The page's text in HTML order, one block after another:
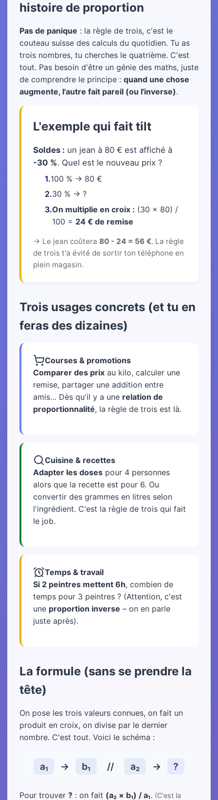
histoire de proportion
Pas de panique : la règle de trois, c'est le
couteau suisse des calculs du quotidien. Tu as
trois nombres, tu cherches le quatrième. C'est
tout. Pas besoin d'être un génie des maths, juste
de comprendre le principe : quand une chose
augmente, l'autre fait pareil (ou l'inverse).
L'exemple qui fait tilt
Soldes : un jean à 80 € est affiché à
-30 %. Quel est le nouveau prix ?
1.100 % → 80 €
2.30 % → ?
3.On multiplie en croix : (30 × 80) /
100 = 24 € de remise
→ Le jean coûtera 80 - 24 = 56 €. La règle
de trois t'a évité de sortir ton téléphone en
plein magasin.
Trois usages concrets (et tu en
feras des dizaines)
Courses & promotions
Comparer des prix au kilo, calculer une
remise, partager une addition entre
amis… Dès qu'il y a une relation de
proportionnalité, la règle de trois est là.
Cuisine & recettes
Adapter les doses pour 4 personnes
alors que la recette est pour 6. Ou
convertir des grammes en litres selon
l'ingrédient. C'est la règle de trois qui fait
le job.
Temps & travail
Si 2 peintres mettent 6h, combien de
temps pour 3 peintres ? (Attention, c'est
une proportion inverse – on en parle
juste après).
La formule (sans se prendre la
tête)
On pose les trois valeurs connues, on fait un
produit en croix, on divise par le dernier
nombre. C'est tout. Voici le schéma :
a₁ → b₁ // a₂ → ?
Pour trouver ? : on fait (a₂ × b₁) / a₁. (C'est la